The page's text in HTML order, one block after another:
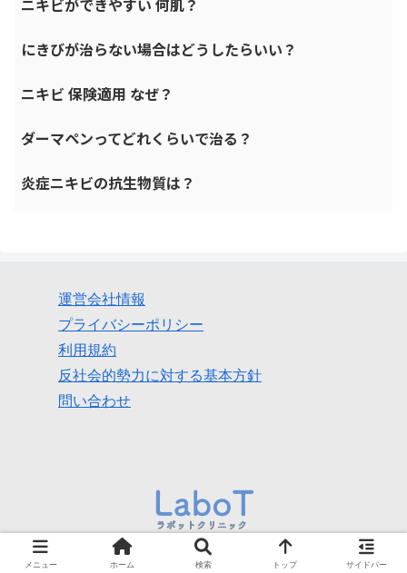
ニキビができやすい 何肌？
にきびが治らない場合はどうしたらいい？
ニキビ 保険適用 なぜ？
ダーマペンってどれくらいで治る？
炎症ニキビの抗生物質は？
運営会社情報
プライバシーポリシー
利用規約
反社会的勢力に対する基本方針
問い合わせ
© 2022 美容内服薬ラボットメディカルクリニック【公式】.
メニュー ホーム 検索 トップ サイドバー